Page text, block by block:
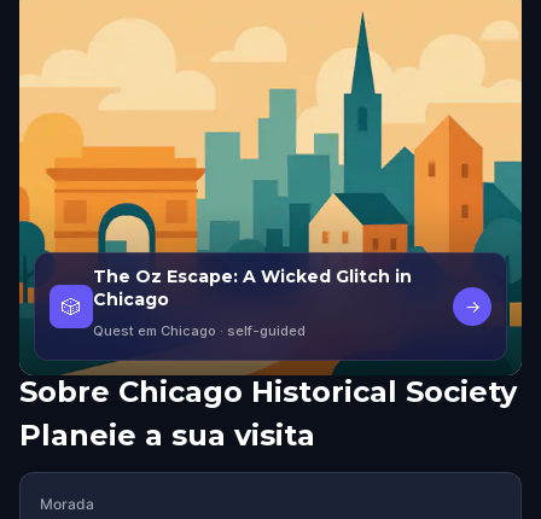
🎲
The Oz Escape: A Wicked Glitch in
Chicago
Quest em Chicago · self-guided
→
Sobre Chicago Historical Society
Planeie a sua visita
Morada